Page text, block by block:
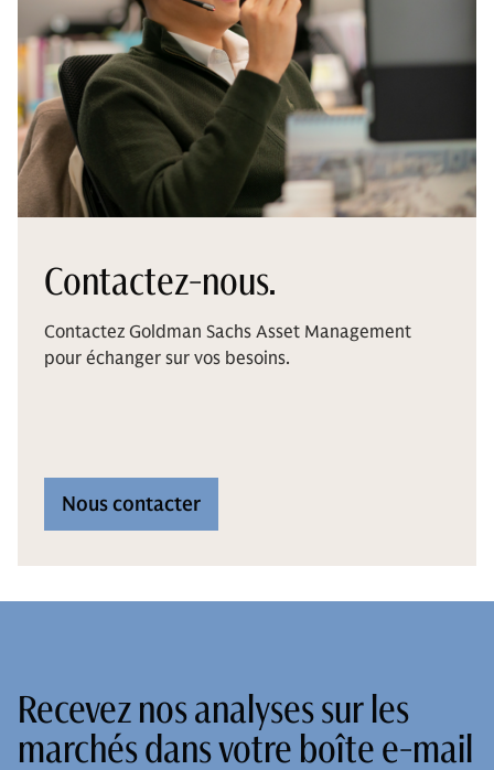
Contactez-nous.
Contactez Goldman Sachs Asset Management
pour échanger sur vos besoins.
Nous contacter
Recevez nos analyses sur les
marchés dans votre boîte e-mail